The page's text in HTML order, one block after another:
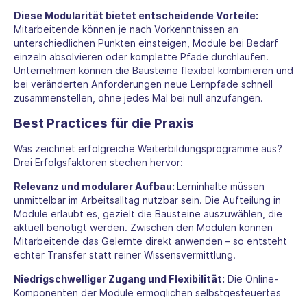
Diese Modularität bietet entscheidende Vorteile:
Mitarbeitende können je nach Vorkenntnissen an
unterschiedlichen Punkten einsteigen, Module bei Bedarf
einzeln absolvieren oder komplette Pfade durchlaufen.
Unternehmen können die Bausteine flexibel kombinieren und
bei veränderten Anforderungen neue Lernpfade schnell
zusammenstellen, ohne jedes Mal bei null anzufangen.
Best Practices für die Praxis
Was zeichnet erfolgreiche Weiterbildungsprogramme aus?
Drei Erfolgsfaktoren stechen hervor:
Relevanz und modularer Aufbau: Lerninhalte müssen
unmittelbar im Arbeitsalltag nutzbar sein. Die Aufteilung in
Module erlaubt es, gezielt die Bausteine auszuwählen, die
aktuell benötigt werden. Zwischen den Modulen können
Mitarbeitende das Gelernte direkt anwenden – so entsteht
echter Transfer statt reiner Wissensvermittlung.
Niedrigschwelliger Zugang und Flexibilität: Die Online-
Komponenten der Module ermöglichen selbstgesteuertes